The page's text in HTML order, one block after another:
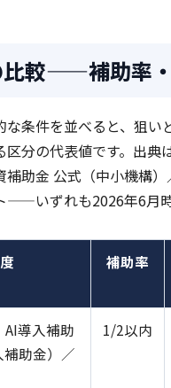
較——補助率
な条件を並べると、狙
区分の代表値です。出
補助金 公式（中小機構
——いずれも2026年6月時
補助率
導入補助
助金）／
1/2以内